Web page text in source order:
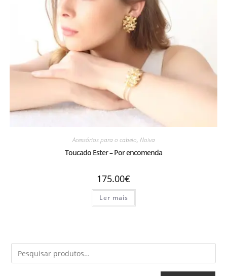
Acessórios para o cabelo, Noiva
Toucado Ester – Por encomenda
175.00€
Ler mais